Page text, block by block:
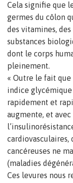
Cela signifie que
germes du côlon
des vitamines,
substances
dont le corps
pleinement.
« Outre le fait que
indice
rapidement et
augmente, et
cardiovasculaires,
cancéreuses ne
(maladies
Ces levures nous